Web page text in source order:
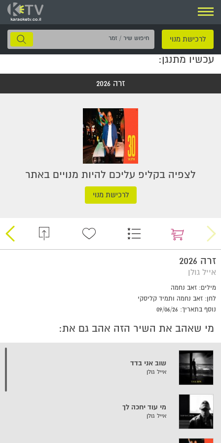
ניווט
לרכישת מנוי
חיפוש
שיר
עכשיו מתנגן:
זרה 2026
לצפיה בקליפ עליכם להיות מנויים באתר
לרכישת מנוי
זרה 2026
אייל גולן
מילים: זאב נחמה
לחן: זאב נחמה ותמיד קליסקי
נוסף בתאריך: 09/06/26
מי שאהב את השיר הזה אהב גם את:
שוב אני בדד
אייל גולן
מי עוד יחכה לך
אייל גולן